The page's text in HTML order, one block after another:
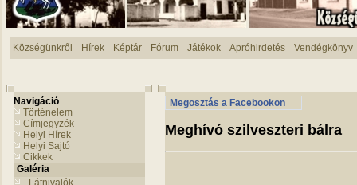
Községünkről Hírek Képtár Fórum Játékok Apróhirdetés Vendégkönyv
Navigáció
Történelem
Címjegyzék
Helyi Hírek
Helyi Sajtó
Cikkek
Galéria
- Látnivalók
Megosztás a Facebookon
Meghívó szilveszteri bálra